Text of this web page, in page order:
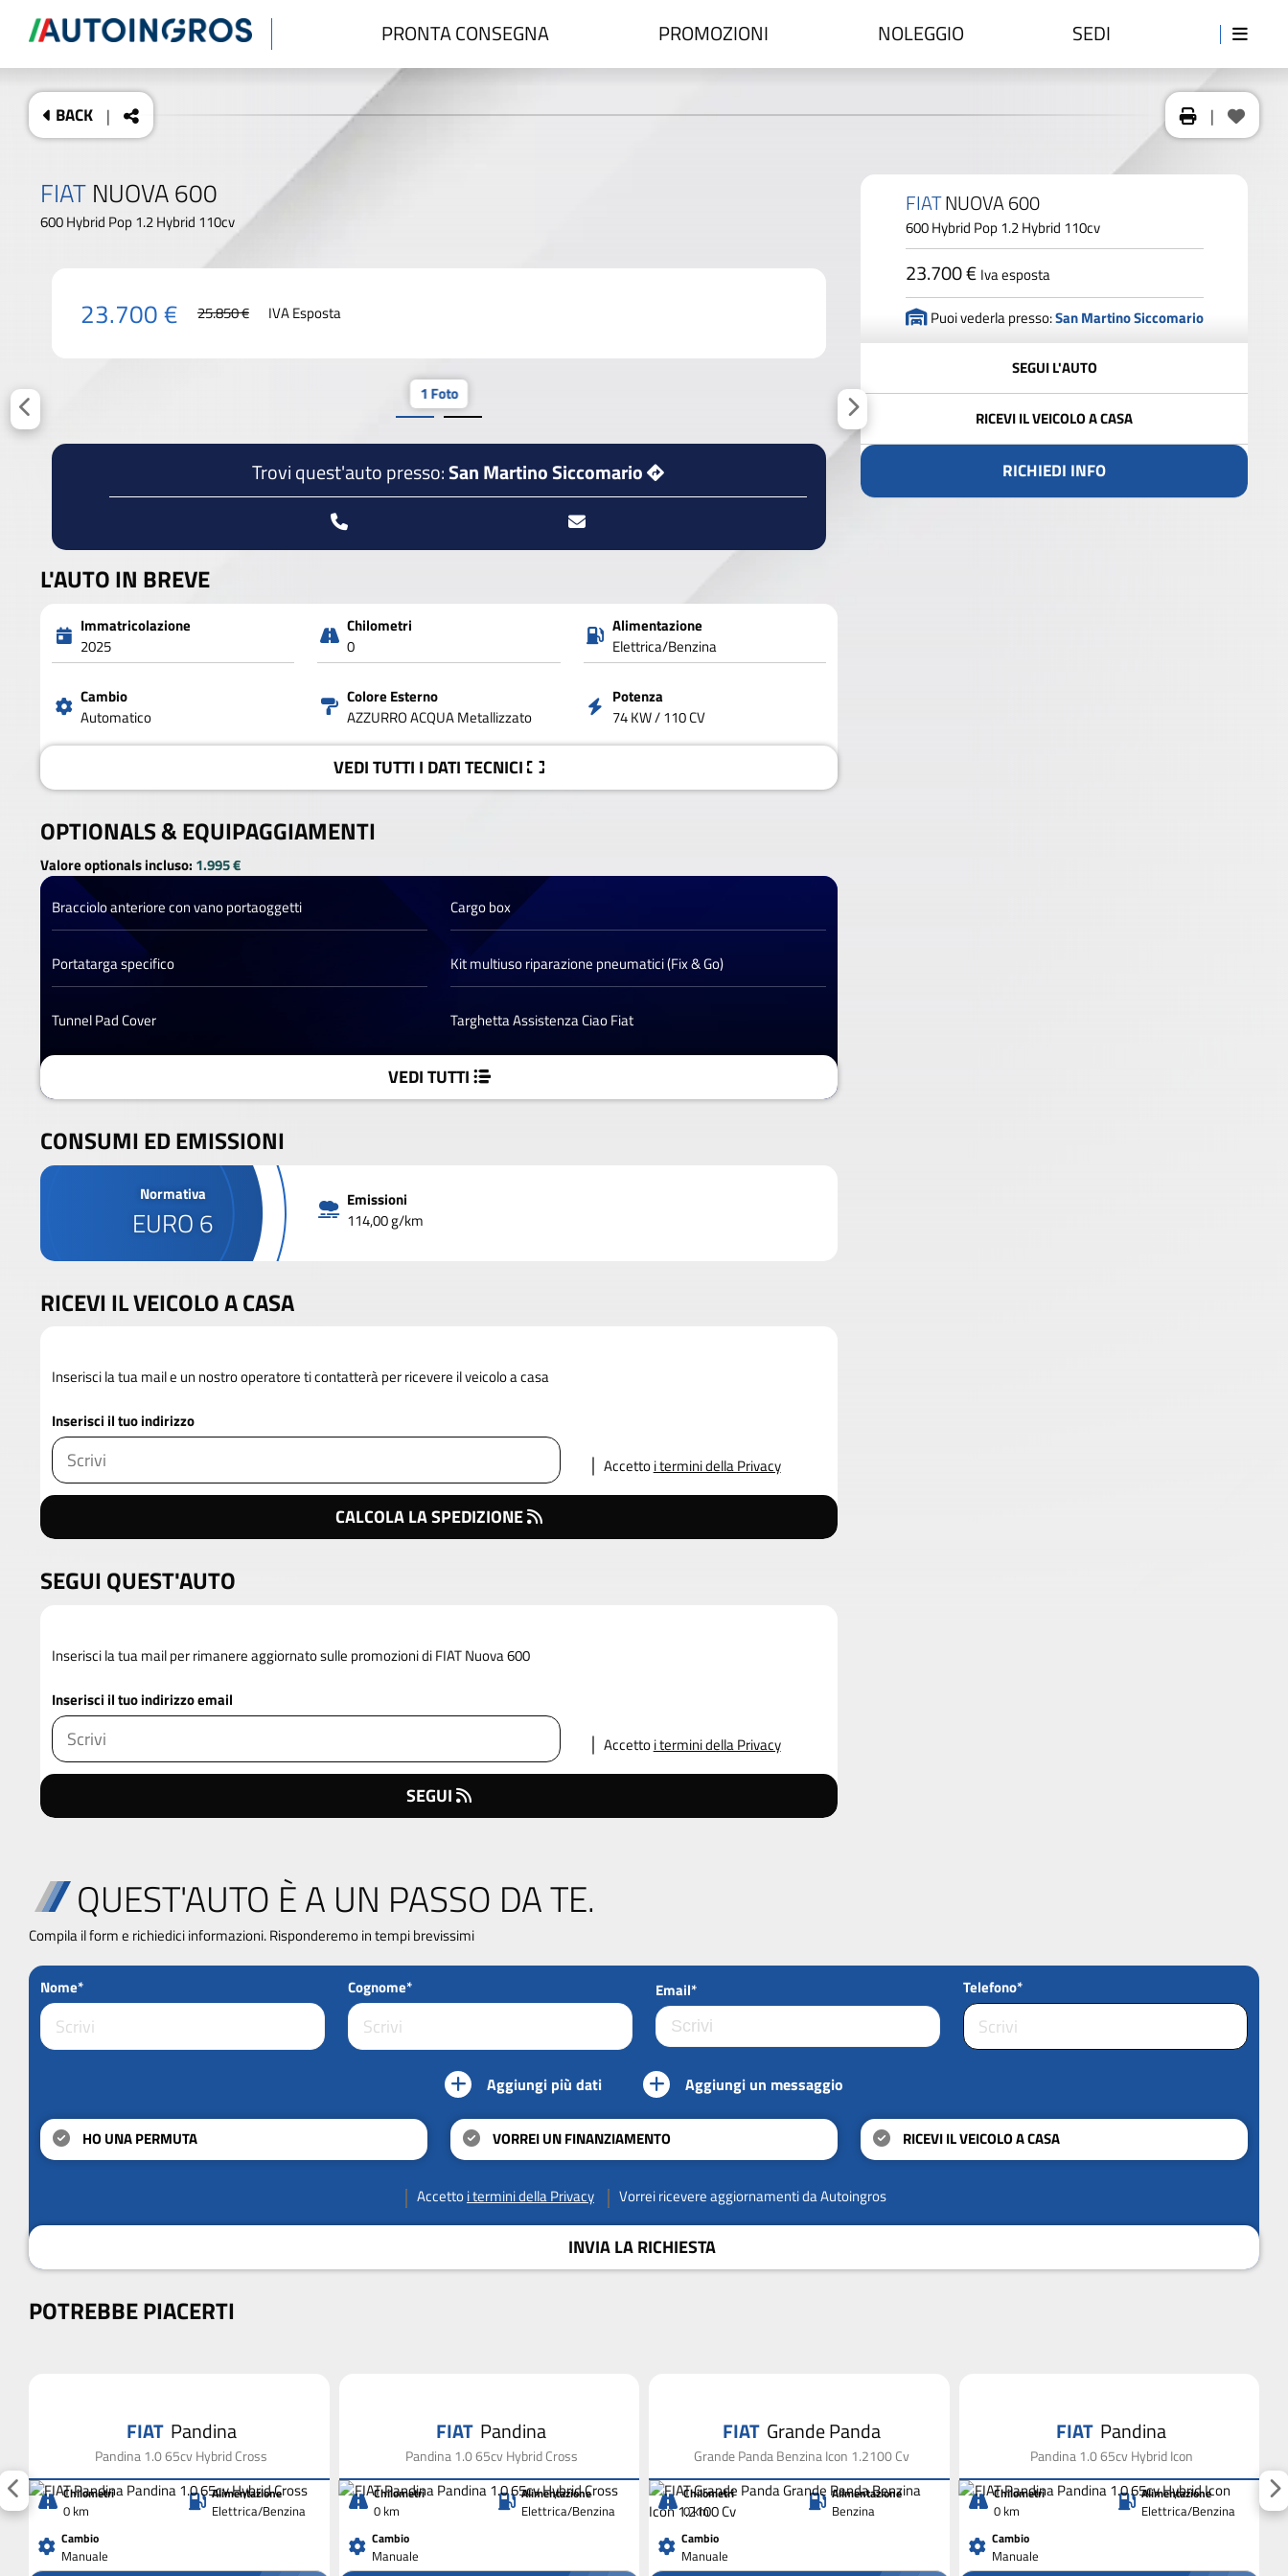
PRONTA CONSEGNA PROMOZIONI NOLEGGIO SEDI
BACK | |
FIAT NUOVA 600
600 Hybrid Pop 1.2 Hybrid 110cv
23.700 € 25.850 € IVA Esposta
1 Foto
Trovi quest'auto presso:San Martino Siccomario
L'AUTO IN BREVE
Immatricolazione
2025
Chilometri
0
Alimentazione
Elettrica/Benzina
Cambio
Automatico
Colore Esterno
AZZURRO ACQUA Metallizzato
Potenza
74 KW / 110 CV
VEDITUTTI I DATITECNICI
OPTIONALS &EQUIPAGGIAMENTI
Valore optionals incluso: 1.995 €
Bracciolo anteriore con vano portaoggetti
Cargo box
Portatarga specifico Kit multiuso riparazione pneumatici (Fix & Go)
Tunnel Pad Cover Targhetta Assistenza Ciao Fiat
VEDI TUTTI
CONSUMI ED EMISSIONI
Normativa
EURO 6
Emissioni
114,00 g/km
RICEVI IL VEICOLO A CASA
Inserisci la tua mail e un nostro operatore ti contatterà per ricevere il veicolo a casa
Inserisci il tuo indirizzo
Accettoi termini della Privacy
CALCOLA LA SPEDIZIONE
SEGUI QUEST'AUTO
Inserisci la tua mail per rimanere aggiornato sulle promozioni di FIAT Nuova 600
Inserisci il tuo indirizzo email
Accettoi termini della Privacy
SEGUI
FIATNUOVA 600
600 Hybrid Pop 1.2 Hybrid 110cv
23.700 € Iva esposta
Puoi vederla presso:San Martino Siccomario
SEGUI L'AUTO
RICEVI IL VEICOLO A CASA
RICHIEDI INFO
QUEST'AUTO È A UN PASSO DA TE.
Compila il form e richiedici informazioni. Risponderemo in tempi brevissimi
Nome* Cognome* Email* Telefono*
Aggiungi più dati Aggiungi un messaggio
HO UNA PERMUTA VORREI UN FINANZIAMENTO RICEVI IL VEICOLO A CASA
Accettoi termini della Privacy Vorrei ricevere aggiornamenti da Autoingros
INVIA LA RICHIESTA
POTREBBE PIACERTI
FIAT Pandina
Pandina 1.0 65cv Hybrid Cross
Chilometri
0 km
Alimentazione
Elettrica/Benzina
Cambio
Manuale
FIAT Pandina
Pandina 1.0 65cv Hybrid Cross
Chilometri
0 km
Alimentazione
Elettrica/Benzina
Cambio
Manuale
FIAT Grande Panda
Grande Panda Benzina Icon 1.2100 Cv
Chilometri
0 km
Alimentazione
Benzina
Cambio
Manuale
FIAT Pandina
Pandina 1.0 65cv Hybrid Icon
Chilometri
0 km
Alimentazione
Elettrica/Benzina
Cambio
Manuale